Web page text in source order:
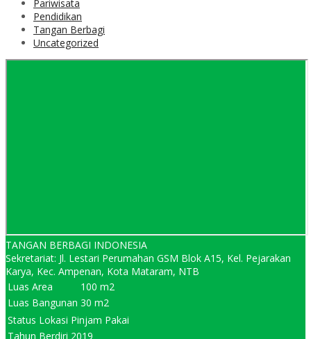
Pariwisata
Pendidikan
Tangan Berbagi
Uncategorized
TANGAN BERBAGI INDONESIA
Sekretariat: Jl. Lestari Perumahan GSM Blok A15, Kel. Pejarakan
Karya, Kec. Ampenan, Kota Mataram, NTB
Luas Area
100 m2
Luas Bangunan 30 m2
Status Lokasi Pinjam Pakai
Tahun Berdiri 2019